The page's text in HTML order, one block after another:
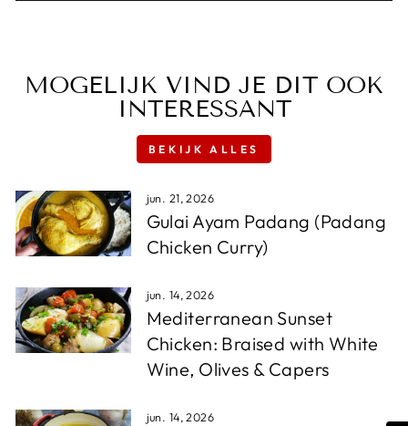
MOGELIJK VIND JE DIT OOK
INTERESSANT
BEKIJK ALLES
jun. 21, 2026
Gulai Ayam Padang (Padang
Chicken Curry)
jun. 14, 2026
Mediterranean Sunset
Chicken: Braised with White
Wine, Olives & Capers
jun. 14, 2026